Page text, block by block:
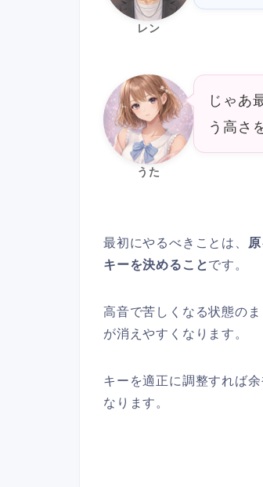
レン
うた
じゃあ
う高さ
最初にやるべきことは、
キーを決めることです。
高音で苦しくなる状態の
が消えやすくなります。
キーを適正に調整すれば
なります。